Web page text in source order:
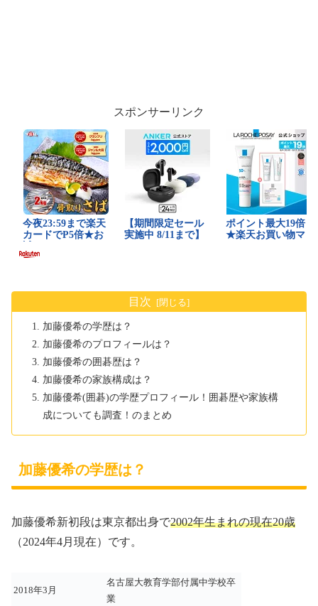
スポンサーリンク
目次
加藤優希の学歴は？
加藤優希のプロフィールは？
加藤優希の囲碁歴は？
加藤優希の家族構成は？
加藤優希(囲碁)の学歴プロフィール！囲碁歴や家族構
成についても調査！のまとめ
加藤優希の学歴は？
加藤優希新初段は東京都出身で2002年生まれの現在20歳
（2024年4月現在）です。
2018年3月
名古屋大教育学部付属中学校卒
業